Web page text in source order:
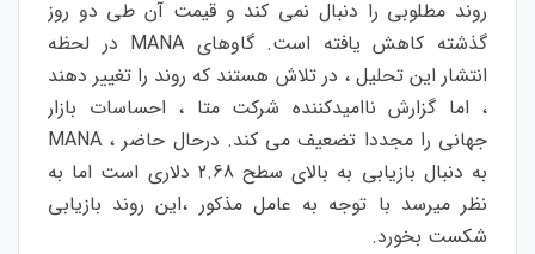
روند مطلوبی را دنبال نمی کند و قیمت آن طی دو روز
گذشته کاهش یافته است. گاوهای MANA در لحظه
انتشار این تحلیل ، در تلاش هستند که روند را تغییر دهند
، اما گزارش ناامیدکننده شرکت متا ، احساسات بازار
جهانی را مجددا تضعیف می کند. درحال حاضر ، MANA
به دنبال بازیابی به بالای سطح 2.68 دلاری است اما به
نظر میرسد با توجه به عامل مذکور ،این روند بازیابی
شکست بخورد.